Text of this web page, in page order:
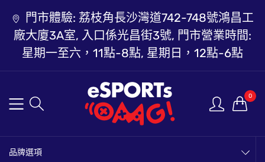
門市體驗: 荔枝角長沙灣道742-748號鴻昌工
廠大廈3A室, 入口係光昌街3號, 門市營業時間:
星期一至六，11點-8點, 星期日，12點-6點
0
品牌選項